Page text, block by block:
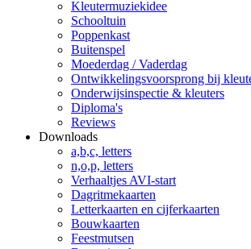
Kleutermuziekidee
Schooltuin
Poppenkast
Buitenspel
Moederdag / Vaderdag
Ontwikkelingsvoorsprong bij
Onderwijsinspectie & kleuters
Diploma's
Reviews
Downloads
a,b,c, letters
n,o,p, letters
Verhaaltjes AVI-start
Dagritmekaarten
Letterkaarten en cijferkaarten
Bouwkaarten
Feestmutsen